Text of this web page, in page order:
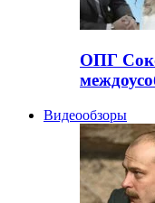
ОПГ
Видеообзоры